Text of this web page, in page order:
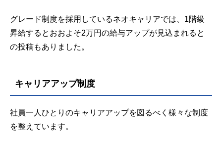
グレード制度を採用しているネオキャリアでは、1階級
昇給するとおおよそ2万円の給与アップが見込まれると
の投稿もありました。
キャリアアップ制度
社員一人ひとりのキャリアアップを図るべく様々な制度
を整えています。